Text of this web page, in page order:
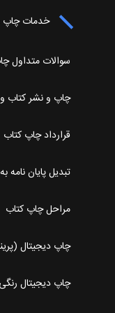
خدمات چاپ
سوالات متداول
چاپ و نشر کتاب
قرارداد چاپ کتاب
تبدیل پایان نامه
مراحل چاپ کتاب
چاپ دیجیتال
چاپ دیجیتال رنگی